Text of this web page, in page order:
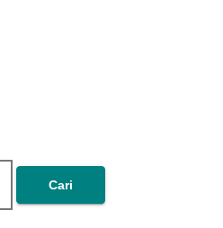
Every